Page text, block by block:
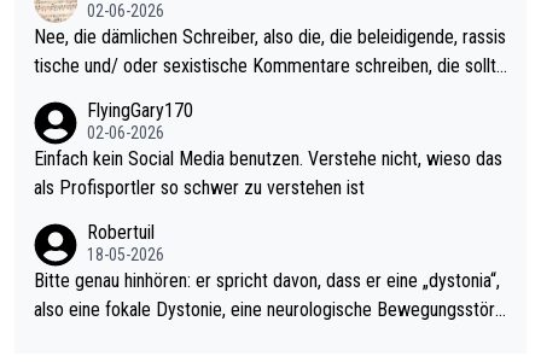
es Jahr der Fall. Er musste als amtierender Weltmeister durch
den Qualifier und ich glaube kaum, dass Mitchel sich das (in Ve
gas) antun würde, wenn er doch eigentlich die PDC-WM als Zi
el hat.
02-06-2026
Nee, die dämlichen Schreiber, also die, die beleidigende, rassis
tische und/ oder sexistische Kommentare schreiben, die sollte
s Leben in den Griff kriegen. Nur eins wundert mich: Luke Little
r war doch neulich erst derjenige, der über Social Media GvV p
rovoziert hat. Und Littlers Mutter schießt öfters mal gegen Ric
FlyingGary170
02-06-2026
Einfach kein Social Media benutzen. Verstehe nicht, wieso das
als Profisportler so schwer zu verstehen ist
Robertuil
18-05-2026
Bitte genau hinhören: er spricht davon, dass er eine „dystonia“,
also eine fokale Dystonie, eine neurologische Bewegungsstöru